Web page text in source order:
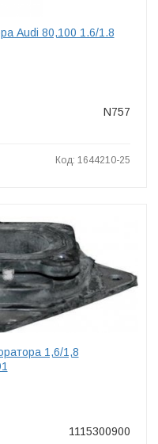
Audi 80,100 1.6/1.8
N757
Код: 1644210-25
1,6/1,8
1115300900